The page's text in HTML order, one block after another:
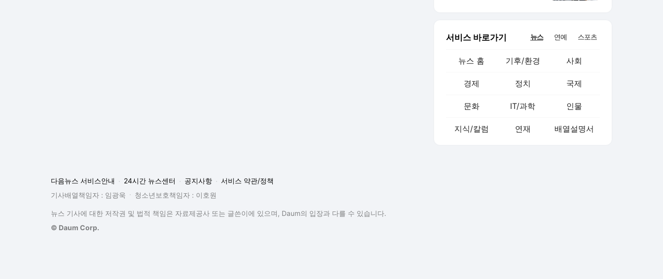
서비스 바로가기 뉴스 연예 스포츠
뉴스 홈 기후/환경 사회
경제 정치 국제
문화 IT/과학 인물
지식/칼럼 연재 배열설명서
다음뉴스 서비스안내 24시간 뉴스센터 공지사항
서비스 약관/정책
기사배열책임자 : 임광욱
청소년보호책임자 : 이호원
뉴스 기사에 대한 저작권 및 법적 책임은 자료제공사 또는 글쓴이에 있으며, Daum의 입장과 다를 수 있습니다.
© Daum Corp.